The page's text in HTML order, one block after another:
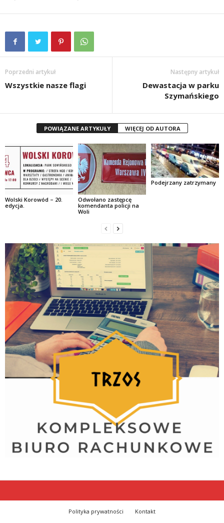
Poprzedni artykuł
Wszystkie nasze flagi
Następny artykuł
Dewastacja w parku
Szymańskiego
POWIĄZANE ARTYKUŁY WIĘCEJ OD AUTORA
Wolski Korowód – 20.
edycja.
Odwołano zastępcę
komendanta policji na
Woli
Podejrzany zatrzymany
Polityka prywatności Kontakt